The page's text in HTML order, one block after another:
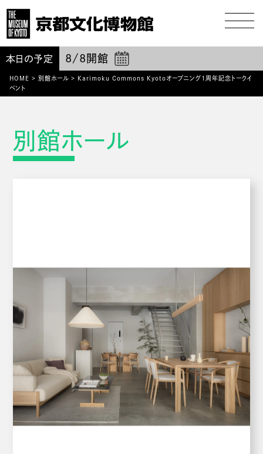
本日の予定 8/8 開館
HOME > 別館ホール>
Karimoku Commons Kyotoオープニング1周年記念トークイ
ベント